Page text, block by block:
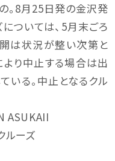
。8月25日発の金沢発
ついては、5月末ごろ
は状況が整い次第と
より中止する場合は出
いる。中止となるクル
ASUKAII
ーズ